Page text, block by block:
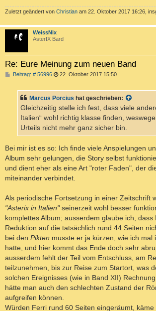
Zuletzt geändert von Christian am 22. Oktober 2017 16:26,
WeissNix
AsterIX Bard
Re: Eure Meinung zum neuen Band
Beitrag: # 56996B
r
a
g
22. Oktober 2017 15:50
Marcus Porcius hat geschrieben:
Gleichzeitig stelle ich fest, dass viele
Italien“ wohl richtig klasse finden,
Urteils nicht mehr ganz sicher bin.
Bei mir ist es so: Ich finde viele Anspielungen
Album sehr gelungen, die Story selbst
und dient eher als eine Art "roter Faden", der
miteinander verbindet.
Als periodische Fortsetzung in einer Zeitschrift
"Asterix in Italien"seinerzeit wohl besser
komplettes Album; ausserdem glaube ich, dass
Reduktion auf die tatsächlich rund 44 Seiten
bei den Pikten musste er ja kürzen, wie ich mal
hatte, und hier kommt das Ende doch sehr
ausserdem fehlt der Teil vom Entschluss, am
teilzunehmen, bis zur Reise zum Startort, was
solchen Ereignisses (wie in Band XII)
hätte man auch den schlechten Zustand der
aufgreifen können.
Würden Ferri rund 60 Seiten eingeräumt, käme